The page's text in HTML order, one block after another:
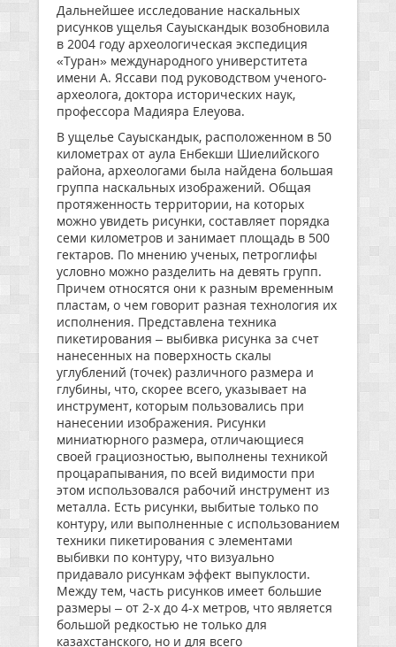
Дальнейшее исследование наскальных
рисунков ущелья Сауыскандык возобновила
в 2004 году археологическая экспедиция
«Туран» международного универститета
имени А. Яссави под руководством ученого-
археолога, доктора исторических наук,
профессора Мадияра Елеуова.
В ущелье Сауыскандык, расположенном в 50
километрах от аула Енбекши Шиелийского
района, археологами была найдена большая
группа наскальных изображений. Общая
протяженность территории, на которых
можно увидеть рисунки, составляет порядка
семи километров и занимает площадь в 500
гектаров. По мнению ученых, петроглифы
условно можно разделить на девять групп.
Причем относятся они к разным временным
пластам, о чем говорит разная технология их
исполнения. Представлена техника
пикетирования – выбивка рисунка за счет
нанесенных на поверхность скалы
углублений (точек) различного размера и
глубины, что, скорее всего, указывает на
инструмент, которым пользовались при
нанесении изображения. Рисунки
миниатюрного размера, отличающиеся
своей грациозностью, выполнены техникой
процарапывания, по всей видимости при
этом использовался рабочий инструмент из
металла. Есть рисунки, выбитые только по
контуру, или выполненные с использованием
техники пикетирования с элементами
выбивки по контуру, что визуально
придавало рисункам эффект выпуклости.
Между тем, часть рисунков имеет большие
размеры – от 2-х до 4-х метров, что является
большой редкостью не только для
казахстанского, но и для всего